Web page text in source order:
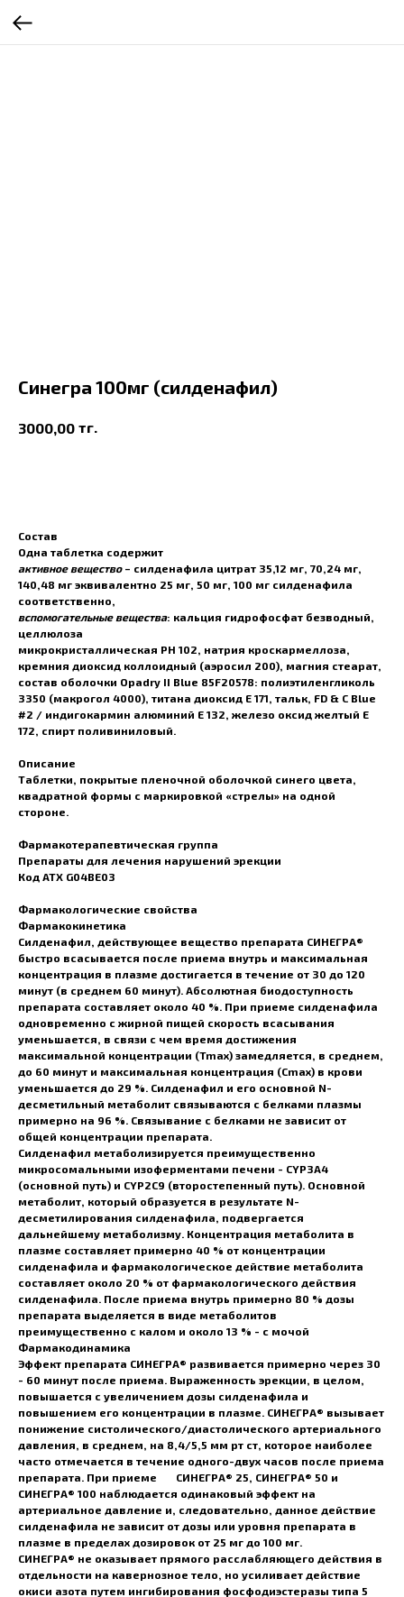
Синегра 100мг (силденафил)
3000,00 тг.
Состав
Одна таблетка содержит
активное вещество – силденафила цитрат 35,12 мг, 70,24 мг,
140,48 мг эквивалентно 25 мг, 50 мг, 100 мг силденафила
соответственно,
вспомогательные вещества: кальция гидрофосфат безводный,
целлюлоза
микрокристаллическая РН 102, натрия кроскармеллоза,
кремния диоксид коллоидный (аэросил 200), магния стеарат,
состав оболочки Opadry II Blue 85F20578: полиэтиленгликоль
3350 (макрогол 4000), титана диоксид Е 171, тальк, FD & C Blue
#2 / индигокармин алюминий Е 132, железо оксид желтый Е
172, спирт поливиниловый.
Описание
Таблетки, покрытые пленочной оболочкой синего цвета,
квадратной формы с маркировкой «стрелы» на одной
стороне.
Фармакотерапевтическая группа
Препараты для лечения нарушений эрекции
Код АТX G04BE03
Фармакологические свойства
Фармакокинетика
Силденафил, действующее вещество препарата СИНЕГРА®
быстро всасывается после приема внутрь и максимальная
концентрация в плазме достигается в течение от 30 до 120
минут (в среднем 60 минут). Абсолютная биодоступность
препарата составляет около 40 %. При приеме силденафила
одновременно с жирной пищей скорость всасывания
уменьшается, в связи с чем время достижения
максимальной концентрации (Tmax) замедляется, в среднем,
до 60 минут и максимальная концентрация (Cmax) в крови
уменьшается до 29 %. Силденафил и его основной N-
десметильный метаболит связываются с белками плазмы
примерно на 96 %. Связывание с белками не зависит от
общей концентрации препарата.
Силденафил метаболизируется преимущественно
микросомальными изоферментами печени - CYP3А4
(основной путь) и CYP2С9 (второстепенный путь). Основной
метаболит, который образуется в результате N-
десметилирования силденафила, подвергается
дальнейшему метаболизму. Концентрация метаболита в
плазме составляет примерно 40 % от концентрации
силденафила и фармакологическое действие метаболита
составляет около 20 % от фармакологического действия
силденафила. После приема внутрь примерно 80 % дозы
препарата выделяется в виде метаболитов
преимущественно с калом и около 13 % - с мочой
Фармакодинамика
Эффект препарата СИНЕГРА® развивается примерно через 30
- 60 минут после приема. Выраженность эрекции, в целом,
повышается с увеличением дозы силденафила и
повышением его концентрации в плазме. СИНЕГРА® вызывает
понижение систолического/диастолического артериального
давления, в среднем, на 8,4/5,5 мм рт ст, которое наиболее
часто отмечается в течение одного-двух часов после приема
препарата. При приеме СИНЕГРА® 25, СИНЕГРА® 50 и
СИНЕГРА® 100 наблюдается одинаковый эффект на
артериальное давление и, следовательно, данное действие
силденафила не зависит от дозы или уровня препарата в
плазме в пределах дозировок от 25 мг до 100 мг.
СИНЕГРА® не оказывает прямого расслабляющего действия в
отдельности на кавернозное тело, но усиливает действие
окиси азота путем ингибирования фосфодиэстеразы типа 5